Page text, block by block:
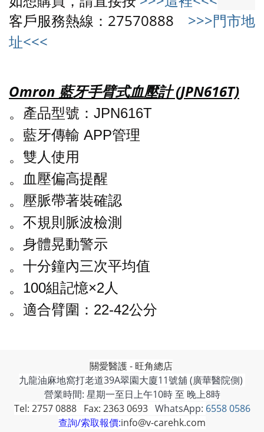
客戶服務熱線：27570888 >>>門市地
址<<<
Omron 藍牙手臂式血壓計 (JPN616T)
。
產品型號 ： JPN616T
。 藍牙傳輸 APP管理
。 雙人使用
。 血壓偏高提醒
。 壓脈帶著裝確認
。 不規則脈波檢測
。 身體晃動警示
。 十分鐘內三次平均值
。 100組記憶×2人
。 適合臂圍：22-42公分
關愛醫護 - 旺角總店
九龍油麻地窩打老道39A翠園大廈11號舖 (廣華醫院側)
營業時間: 星期一至日上午10時 至 晚上8時
Tel: 2757 0888 Fax: 2363 0693WhatsApp: 6558 0586
查詢/索取報價:info@v-carehk.com